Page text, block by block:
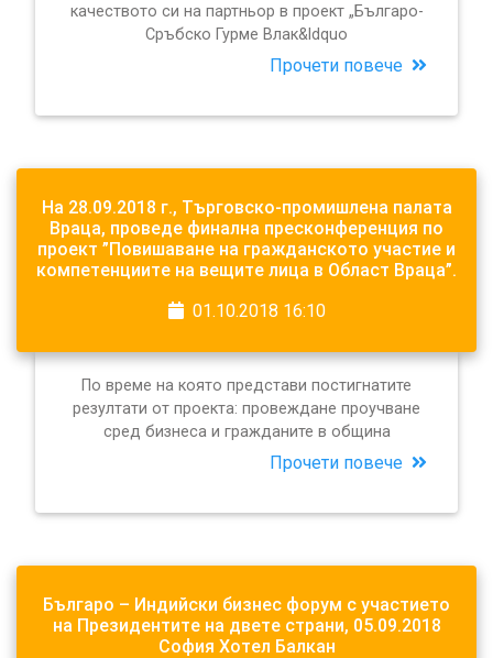
качеството си на партньор в проект „Българо-
Сръбско Гурме Влак&ldquo
Прочети повече
На 28.09.2018 г., Търговско-промишлена палата
Враца, проведе финална пресконференция по
проект ”Повишаване на гражданското участие и
компетенциите на вещите лица в Област Враца”.
01.10.2018 16:10
По време на която представи постигнатите
резултати от проекта: провеждане проучване
сред бизнеса и гражданите в община
Прочети повече
Българо – Индийски бизнес форум с участието
на Президентите на двете страни, 05.09.2018
София Хотел Балкан